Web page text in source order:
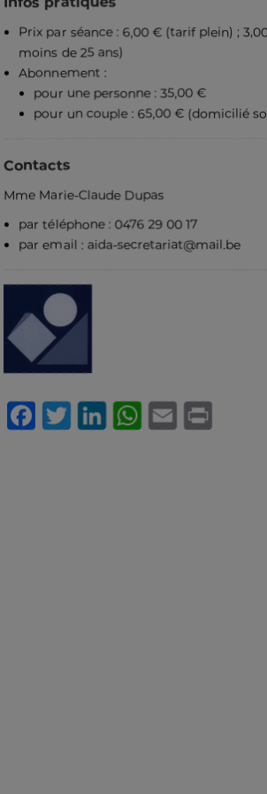
Prix par séance : 6,00 € (tarif plein) ;
moins de 25 ans)
Abonnement :
pour une personne : 35,00 €
pour un couple : 65,00 € (domicilié
Contacts
Mme Marie-Claude Dupas
par téléphone : 0476 29 00 17
par email : aida-secretariat@mail.be
Facebook
Twitter
LinkedInEmail